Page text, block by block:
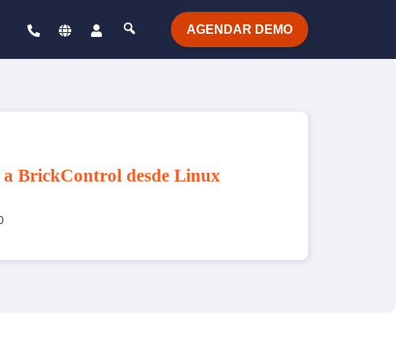
AGENDAR DEMO
BrickControl desde Linux